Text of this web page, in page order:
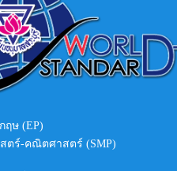
ฤษ (EP)
ตร์-คณิตศาสตร์ (SMP)